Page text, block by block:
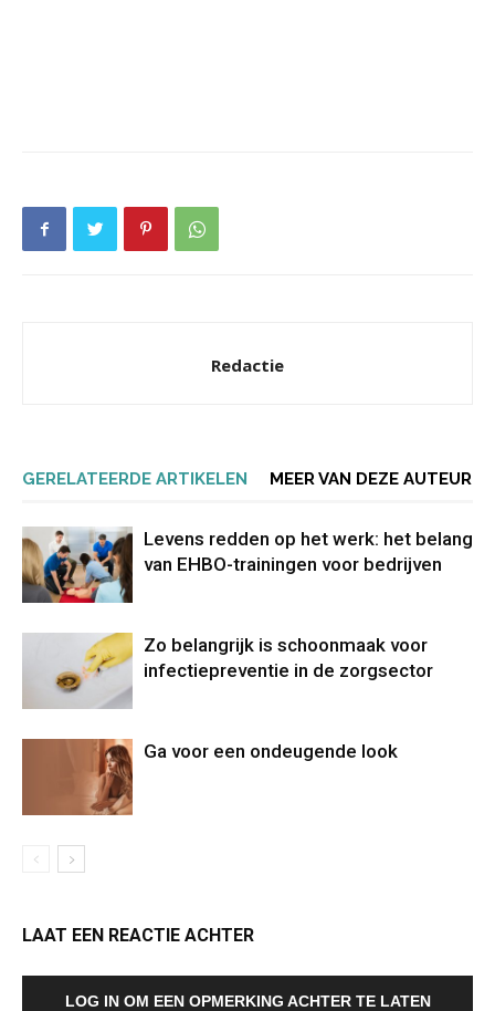
Redactie
GERELATEERDE ARTIKELEN MEER VAN DEZE AUTEUR
Levens redden op het werk: het belang
van EHBO-trainingen voor bedrijven
Zo belangrijk is schoonmaak voor
infectiepreventie in de zorgsector
Ga voor een ondeugende look
LAAT EEN REACTIE ACHTER
LOG IN OM EEN OPMERKING ACHTER TE LATEN